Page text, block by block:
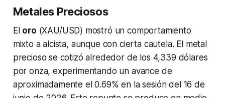
Metales Preciosos
El oro (XAU/USD) mostró un comportamiento
mixto a alcista, aunque con cierta cautela. El metal
precioso se cotizó alrededor de los 4,339 dólares
por onza, experimentando un avance de
aproximadamente el 0.69% en la sesión del 16 de